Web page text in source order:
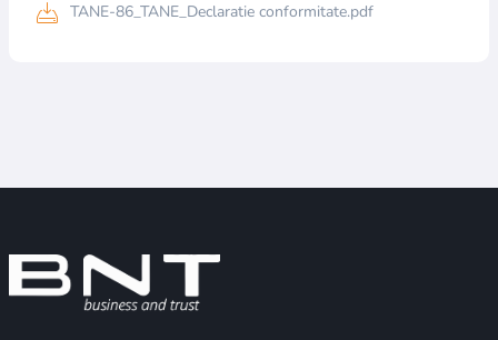
TANE-86_TANE_Declaratie conformitate.pdf